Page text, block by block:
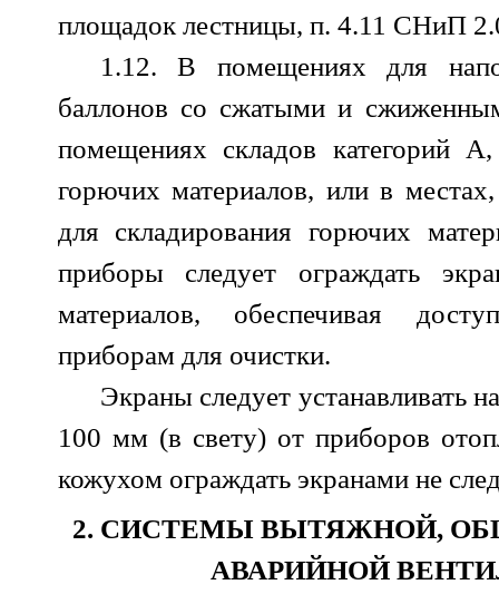
площадок лестницы, п. 4.11 СНиП
1.12. В помещениях для
баллонов со сжатыми и
помещениях складов
горючих материалов, или в
для складирования горючих
приборы следует ограждать
материалов, обеспечивая
приборам для очистки.
Экраны следует устанавливать
100 мм (в свету) от приборов
кожухом ограждать экранами не
2. СИСТЕМЫ ВЫТЯЖНОЙ,
АВАРИЙНОЙ